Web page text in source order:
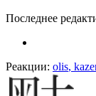
Последнее
Реакции: olis,